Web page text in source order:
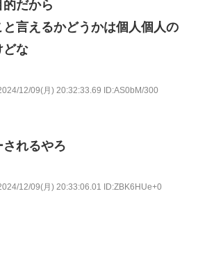
だから
言えるかどうかは個人個人の
どな
12/09(月) 20:32:33.69 ID:AS0bM/300
れるやろ
12/09(月) 20:33:06.01 ID:ZBK6HUe+0